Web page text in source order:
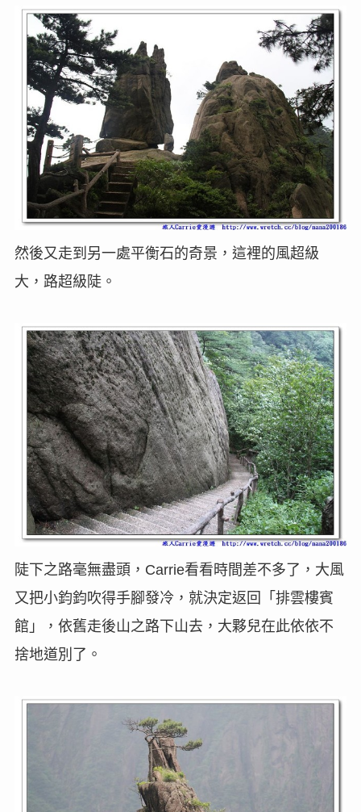
然後又走到另一處平衡石的奇景，這裡的風超級
大，路超級陡。
陡下之路毫無盡頭， Carrie看看時間差不多了，大風
又把小鈞鈞吹得手腳發冷，就決定返回「排雲樓賓
館」，依舊走後山之路下山去，大夥兒在此依依不
捨地道別了。